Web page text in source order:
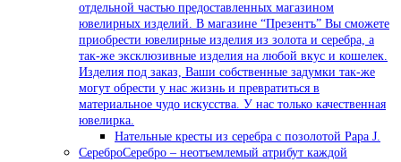
отдельной частью предоставленных магазином
ювелирных изделий. В магазине “Презентъ” Вы сможете
приобрести ювелирные изделия из золота и серебра, а
так-же эксклюзивные изделия на любой вкус и кошелек.
Изделия под заказ, Ваши собственные задумки так-же
могут обрести у нас жизнь и превратиться в
материальное чудо искусства. У нас только качественная
ювелирка.
Нательные кресты из серебра с позолотой Papa J.
СереброСеребро – неотъемлемый атрибут каждой